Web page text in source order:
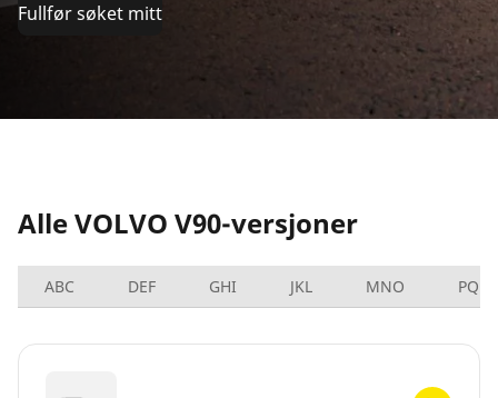
Fullfør søket mitt
Alle VOLVO V90-versjoner
ABC DEF GHI JKL MNO PQRS